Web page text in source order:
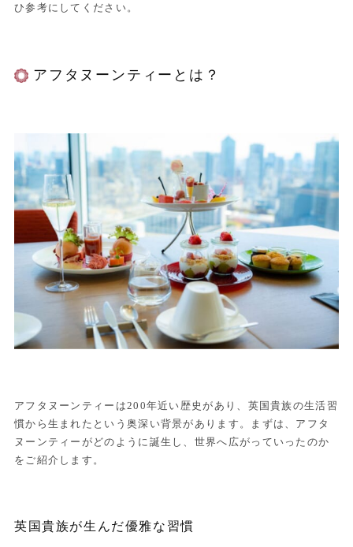
ひ参考にしてください。
アフタヌーンティーとは？
アフタヌーンティーは200年近い歴史があり、英国貴族の生活習
慣から生まれたという奥深い背景があります。まずは、アフタ
ヌーンティーがどのように誕生し、世界へ広がっていったのか
をご紹介します。
英国貴族が生んだ優雅な習慣